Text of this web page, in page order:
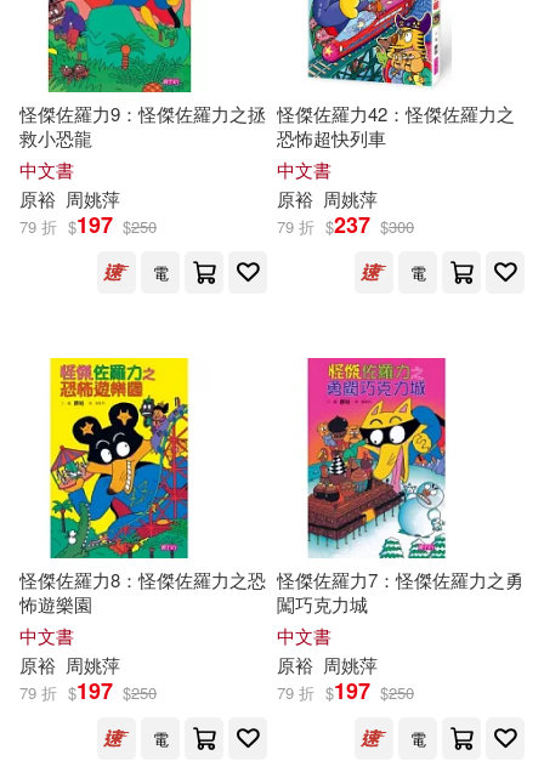
怪傑佐羅力9：怪傑佐羅力之拯
救小恐龍
中文書
原裕 周姚萍
79 折 $197 $250
電
怪傑佐羅力42：怪傑佐羅力之
恐怖超快列車
中文書
原裕 周姚萍
79 折 $237 $300
電
怪傑佐羅力8：怪傑佐羅力之恐
怖遊樂園
中文書
原裕 周姚萍
79 折 $197 $250
電
怪傑佐羅力7：怪傑佐羅力之勇
闖巧克力城
中文書
原裕 周姚萍
79 折 $197 $250
電